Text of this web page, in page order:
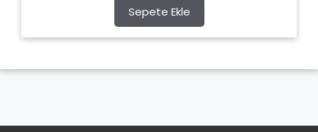
o
f
5
Sepete Ekle